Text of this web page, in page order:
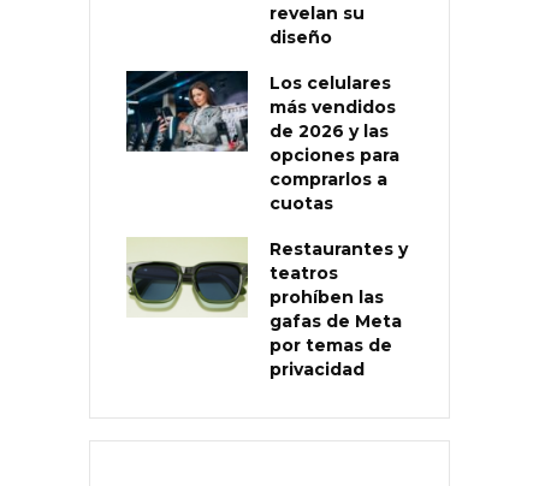
revelan su
diseño
Los celulares
más vendidos
de 2026 y las
opciones para
comprarlos a
cuotas
Restaurantes y
teatros
prohíben las
gafas de Meta
por temas de
privacidad